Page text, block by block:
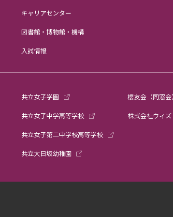
キャリアセンター
図書館・博物館・機構
入試情報
共立女子学園
共立女子中学高等学校
共立女子第二中学校高等学校
共立大日坂幼稚園
櫻友会（同窓会）
株式会社ウィ